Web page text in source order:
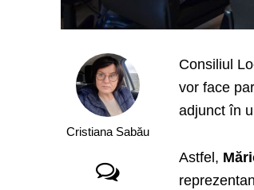
Cristiana Sabău
Consiliul
vor face
adjunct în
Astfel,